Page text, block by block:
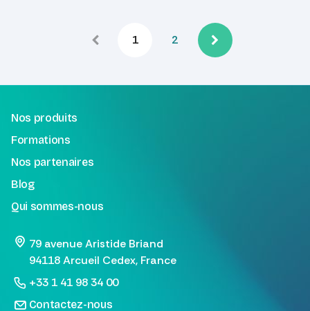
1 2
Nos produits
Formations
Nos partenaires
Blog
Qui sommes-nous
79 avenue Aristide Briand
94118 Arcueil Cedex, France
+33 1 41 98 34 00
Contactez-nous